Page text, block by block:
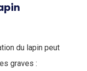
du lapin peut
graves :